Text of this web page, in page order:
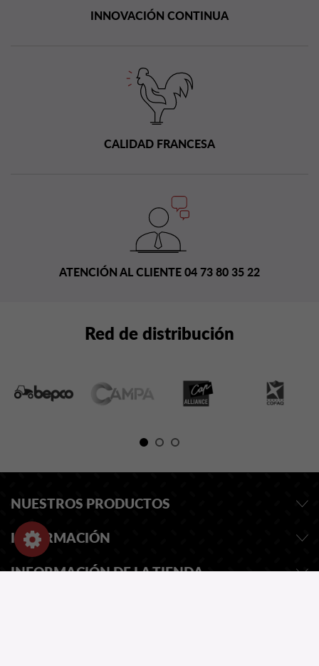
INNOVACIÓN CONTINUA
CALIDAD FRANCESA
ATENCIÓN AL CLIENTE 04 73 80 35 22
Red de distribución
NUESTROS PRODUCTOS
INFORMACIÓN
INFORMACIÓN DE LA TIENDA